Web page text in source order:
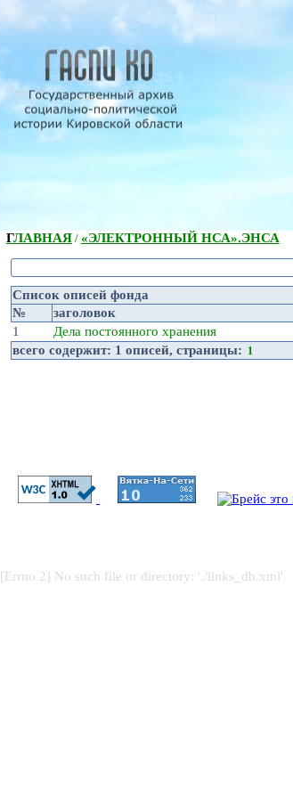
ГЛАВНАЯ/ «ЭЛЕКТРОННЫЙ НСА».ЭНСА
Список описей фонда
№
заголовок
1
Дела постоянного хранения
всего содержит: 1 описей, страницы: 1
[Errno 2] No such file or directory: './links_db.xml'